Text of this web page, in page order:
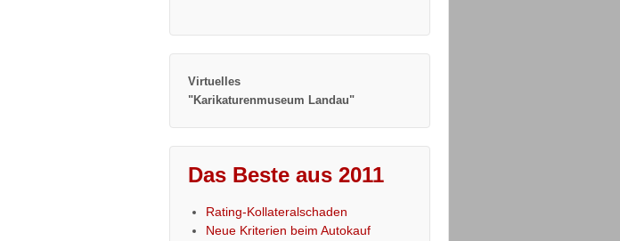
Virtuelles
"Karikaturenmuseum Landau"
Das Beste aus 2011
Rating-Kollateralschaden
Neue Kriterien beim Autokauf